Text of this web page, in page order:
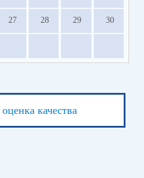
27 28 29 30
качества